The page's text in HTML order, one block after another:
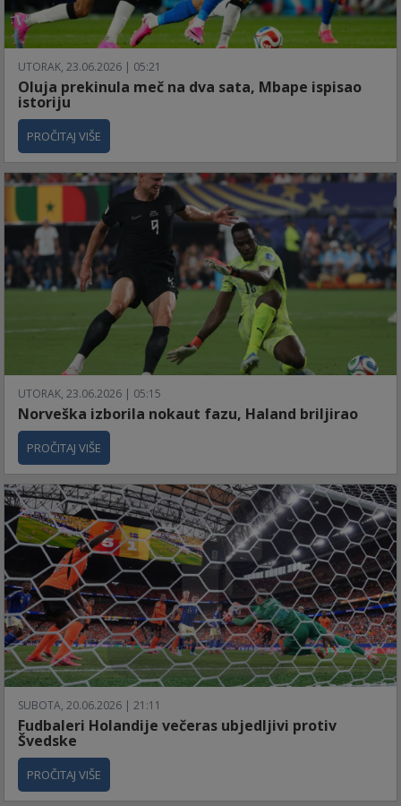
UTORAK, 23.06.2026 | 05:21
Oluja prekinula meč na dva sata, Mbape ispisao
istoriju
PROČITAJ VIŠE
UTORAK, 23.06.2026 | 05:15
Norveška izborila nokaut fazu, Haland briljirao
PROČITAJ VIŠE
SUBOTA, 20.06.2026 | 21:11
Fudbaleri Holandije večeras ubjedljivi protiv
Švedske
PROČITAJ VIŠE